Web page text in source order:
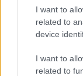
I want to
related to
device
I want to
related to
ADRIAN ORELLANA
Det så lenge lyst ut
IBU cupen i Otepää.